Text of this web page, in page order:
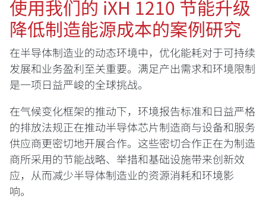
使用我们的 iXH 1210 节能升级
降低制造能源成本的案例研究
在半导体制造业的动态环境中，优化能耗对于可持续
发展和业务盈利至关重要。满足产出需求和环境限制
是一项日益严峻的全球挑战。
在气候变化框架的推动下，环境报告标准和日益严格
的排放法规正在推动半导体芯片制造商与设备和服务
供应商更密切地开展合作。这些密切合作正在为制造
商所采用的节能战略、举措和基础设施带来创新效
应，从而减少半导体制造业的资源消耗和环境影
响。